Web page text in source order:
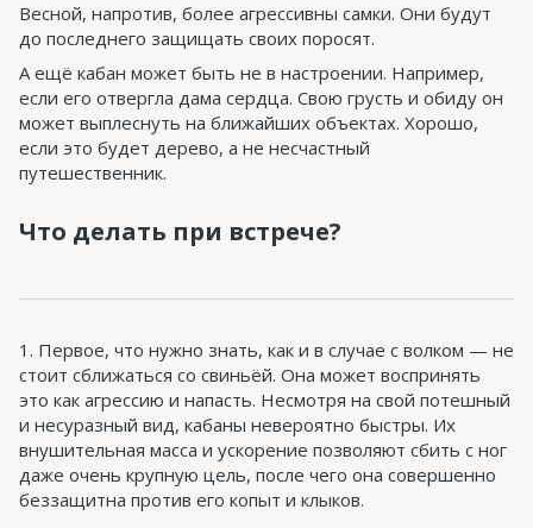
Весной, напротив, более агрессивны самки. Они будут
до последнего защищать своих поросят.
А ещё кабан может быть не в настроении. Например,
если его отвергла дама сердца. Свою грусть и обиду он
может выплеснуть на ближайших объектах. Хорошо,
если это будет дерево, а не несчастный
путешественник.
Что делать при встрече?
Первое, что нужно знать, как и в случае с волком — не
стоит сближаться со свиньёй. Она может воспринять
это как агрессию и напасть. Несмотря на свой потешный
и несуразный вид, кабаны невероятно быстры. Их
внушительная масса и ускорение позволяют сбить с ног
даже очень крупную цель, после чего она совершенно
беззащитна против его копыт и клыков.